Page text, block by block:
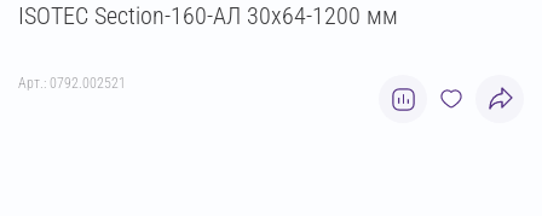
ISOTEC Section-160-АЛ 30х64-1200 мм
Арт.: 0792.002521